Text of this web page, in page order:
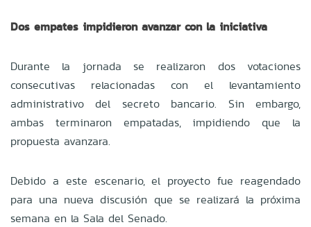
Dos empates impidieron avanzar con la iniciativa
Durante la jornada se realizaron dos votaciones
consecutivas relacionadas con el levantamiento
administrativo del secreto bancario. Sin embargo,
ambas terminaron empatadas, impidiendo que la
propuesta avanzara.
Debido a este escenario, el proyecto fue reagendado
para una nueva discusión que se realizará la próxima
semana en la Sala del Senado.